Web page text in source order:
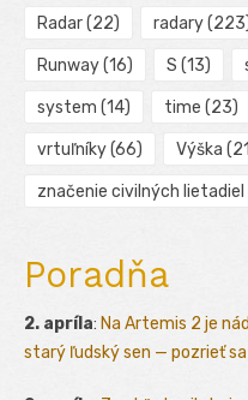
Radar(22) radary
Runway(16) S (13)
system (14) time (23)
vrtuľníky(66) Výška
značenie civilných lietadiel
Poradňa
2. apríla: Na Artemis 2 je
starý ľudský sen — pozrieť sa